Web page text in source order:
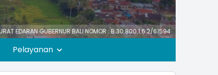
GUBERNUR BALI NOMOR : B.30.800.1.6.2/61594/PK/BKPSDM TENTANG HARI
Pelayanan